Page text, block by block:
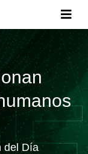
del Día